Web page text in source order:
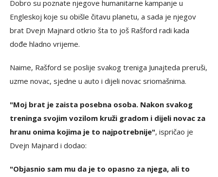
Dobro su poznate njegove humanitarne kampanje u
Engleskoj koje su obišle čitavu planetu, a sada je njegov
brat Dvejn Majnard otkrio šta to još Rašford radi kada
dođe hladno vrijeme.
Naime, Rašford se poslije svakog treniga Junajteda preruši,
uzme novac, sjedne u auto i dijeli novac sriomašnima.
"Moj brat je zaista posebna osoba. Nakon svakog
treninga svojim vozilom kruži gradom i dijeli novac za
hranu onima kojima je to najpotrebnije", ispričao je
Dvejn Majnard i dodao:
"Objasnio sam mu da je to opasno za njega, ali to